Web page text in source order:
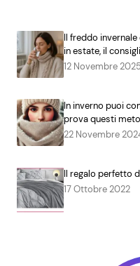
Il freddo
in estate, il
12 Novembre
In inverno puoi
prova questi
22 Novembre
Il regalo perfetto
17 Ottobre 2022